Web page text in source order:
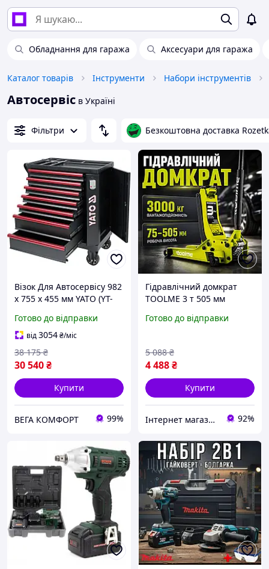
Обладнання для гаража Аксесуари для гаража
Каталог товарів Інструменти Набори інструментів
Автосервіс в Україні
Фільтри Безкоштовна доставка
Візок Для Автосервісу 982
x 755 x 455 мм YATO (YT-
Готово до відправки
від3054₴/міс
30 540₴
38 175 ₴
Купити
ВЕГА КОМФОРТ 99%
Гідравлічний домкрат
TOOLME 3 т 505 мм
домкрат підкатний для
Готово до відправки
4 488₴
5 088 ₴
Купити
Інтернет магазин ➤ Титан 92%